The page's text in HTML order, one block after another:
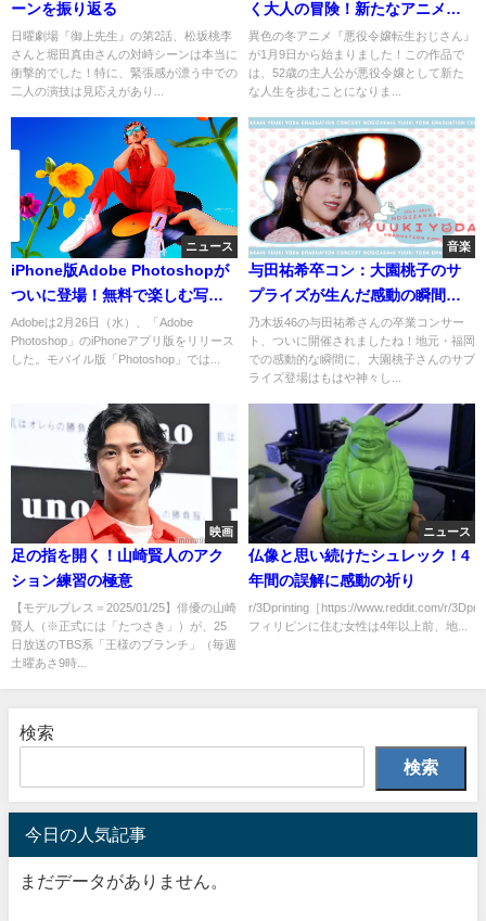
ーンを振り返る
日曜劇場『御上先生』の第2話、松坂桃李
さんと堀田真由さんの対峙シーンは本当に
衝撃的でした！特に、緊張感が漂う中での
二人の演技は見応えがあり...
く大人の冒険！新たなアニメ体
験の始まり
異色の冬アニメ『悪役令嬢転生おじさん』
が1月9日から始まりました！この作品で
は、52歳の主人公が悪役令嬢として新た
な人生を歩むことになりま...
ニュース
iPhone版Adobe Photoshopが
ついに登場！無料で楽しむ写真
編集の新常識
Adobeは2月26日（水）、「Adobe
Photoshop」のiPhoneアプリ版をリリース
した。モバイル版「Photoshop」では...
音楽
与田祐希卒コン：大園桃子のサ
プライズが生んだ感動の瞬間と
は？
乃木坂46の与田祐希さんの卒業コンサー
ト、ついに開催されましたね！地元・福岡
での感動的な瞬間に、大園桃子さんのサプ
ライズ登場はもはや神々し...
映画
足の指を開く！山崎賢人のアク
ション練習の極意
【モデルプレス＝2025/01/25】俳優の山崎
賢人（※正式には「たつさき」）が、25
日放送のTBS系「王様のブランチ」（毎週
土曜あさ9時...
ニュース
仏像と思い続けたシュレック！4
年間の誤解に感動の祈り
r/3Dprinting［https://www.reddit.com/r/
フィリピンに住む女性は4年以上前、地...
検索
検索
今日の人気記事
まだデータがありません。